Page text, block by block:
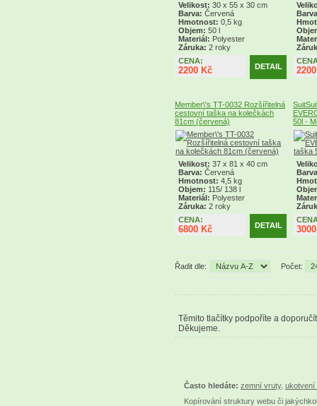
Velikost: 30 x 55 x 30 cm
Barva: Červená
Hmotnost: 0,5 kg
Objem: 50 l
Materiál: Polyester
Záruka: 2 roky
CENA:
2200 Kč DETAIL
Member\'s TT-0032 Rozšířitelná
cestovní taška na kolečkách
81cm (červená)
50l -
Velikost: 37 x 81 x 40 cm
Barva: Červená
Hmotnost: 4,5 kg
Objem: 115/ 138 l
Materiál: Polyester
Záruka: 2 roky
CENA:
6800 Kč DETAIL
Řadit dle: Počet:
Těmito tlačítky podpoříte a
Děkujeme.
Často hledáte: zemní vruty, ukotvení
Kopírování struktury webu či